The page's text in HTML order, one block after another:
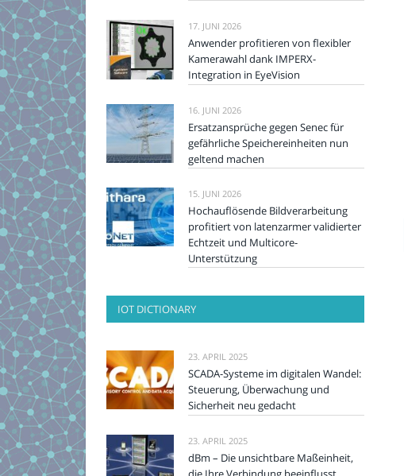
17. JUNI 2026
Anwender profitieren von flexibler
Kamerawahl dank IMPERX-
Integration in EyeVision
16. JUNI 2026
Ersatzansprüche gegen Senec für
gefährliche Speichereinheiten nun
geltend machen
15. JUNI 2026
Hochauflösende Bildverarbeitung
profitiert von latenzarmer validierter
Echtzeit und Multicore-
Unterstützung
IOT DICTIONARY
23. APRIL 2025
SCADA-Systeme im digitalen Wandel:
Steuerung, Überwachung und
Sicherheit neu gedacht
23. APRIL 2025
dBm – Die unsichtbare Maßeinheit,